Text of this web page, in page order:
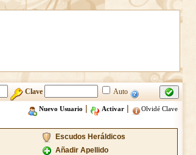
Clave Auto
Nuevo Usuario | Activar| Olvidé Clave
Escudos Heráldicos
Añadir Apellido